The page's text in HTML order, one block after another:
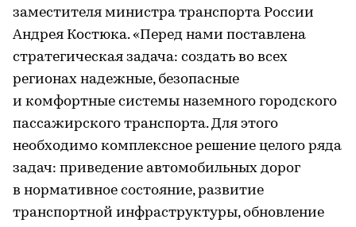
заместителя министра транспорта России
Андрея Костюка. «Перед нами поставлена
стратегическая задача: создать во всех
регионах надежные, безопасные
и комфортные системы наземного городского
пассажирского транспорта. Для этого
необходимо комплексное решение целого ряда
задач: приведение автомобильных дорог
в нормативное состояние, развитие
транспортной инфраструктуры, обновление